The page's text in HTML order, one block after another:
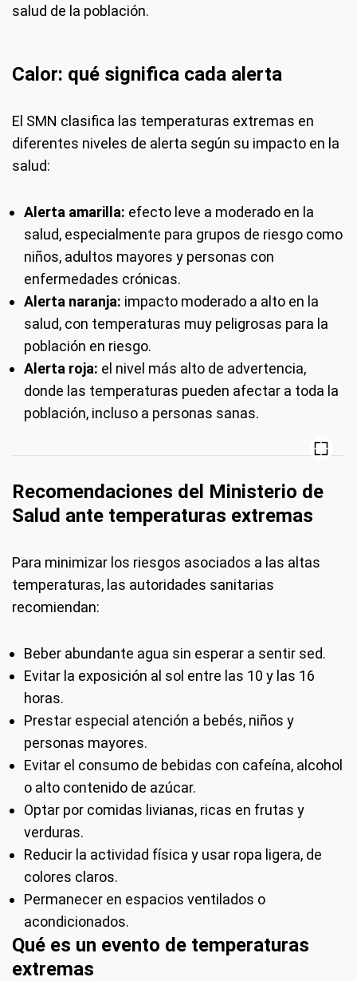
salud de la población.
Calor: qué significa cada alerta
El SMN clasifica las temperaturas extremas en
diferentes niveles de alerta según su impacto en la
salud:
Alerta amarilla: efecto leve a moderado en la
salud, especialmente para grupos de riesgo como
niños, adultos mayores y personas con
enfermedades crónicas.
Alerta naranja: impacto moderado a alto en la
salud, con temperaturas muy peligrosas para la
población en riesgo.
Alerta roja: el nivel más alto de advertencia,
donde las temperaturas pueden afectar a toda la
población, incluso a personas sanas.
Recomendaciones del Ministerio de
Salud ante temperaturas extremas
Para minimizar los riesgos asociados a las altas
temperaturas, las autoridades sanitarias
recomiendan:
Beber abundante agua sin esperar a sentir sed.
Evitar la exposición al sol entre las 10 y las 16
horas.
Prestar especial atención a bebés, niños y
personas mayores.
Evitar el consumo de bebidas con cafeína, alcohol
o alto contenido de azúcar.
Optar por comidas livianas, ricas en frutas y
verduras.
Reducir la actividad física y usar ropa ligera, de
colores claros.
Permanecer en espacios ventilados o
acondicionados.
Qué es un evento de temperaturas
extremas